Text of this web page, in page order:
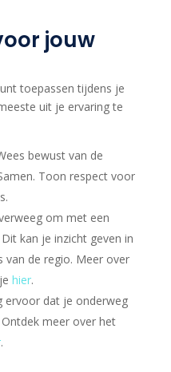
jouw
toepassen tijdens je
uit je ervaring te
bewust van de
Toon respect voor
om met een
kan je inzicht geven in
van de regio. Meer over
hier.
ervoor dat je onderweg
meer over het
.